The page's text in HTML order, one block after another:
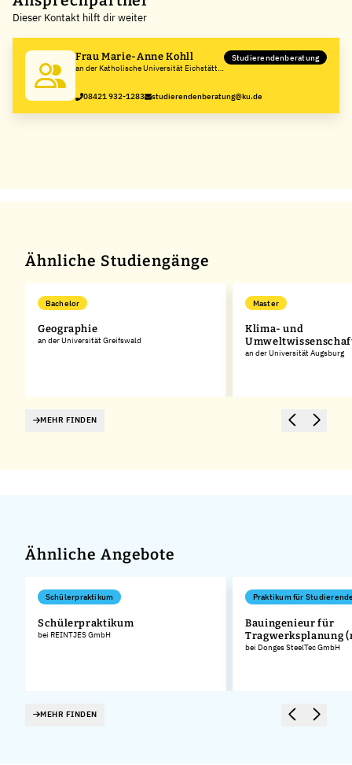
−
Dieser Kontakt hilft dir weiter
Frau Marie-Anne Kohll
an der Katholische Universität Eichstätt -
Studierendenberatung
08421 932-1283 studierendenberatung@ku.de
Ähnliche Studiengänge
Bachelor
Geographie
an der Universität Greifswald
Master
Klima- und
an der Universität Augsburg
MEHR FINDEN
Ähnliche Angebote
Schülerpraktikum
Schülerpraktikum
bei REINTJES GmbH
Praktikum für
Bauingenieur für
Tragwerksplanung
bei Donges SteelTec GmbH
MEHR FINDEN